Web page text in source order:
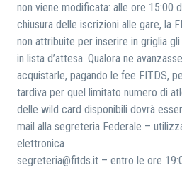
non viene modificata: alle ore 15:00
chiusura delle iscrizioni alle gare, la
non attribuite per inserire in griglia
in lista d’attesa. Qualora ne
acquistarle, pagando le fee FITDS,
tardiva per quel limitato numero di
delle wild card disponibili dovrà
mail alla segreteria Federale –
elettronica
segreteria@fitds.it – entro le ore